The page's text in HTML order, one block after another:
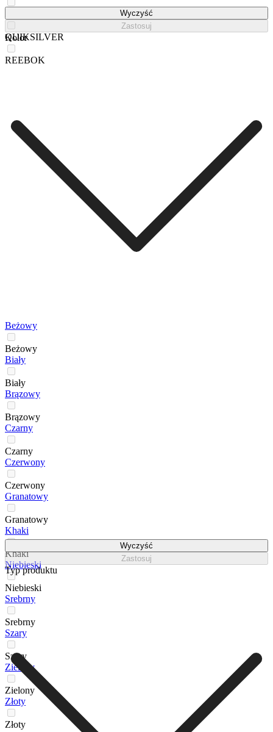
QUIKSILVER
REEBOK
Wyczyść
Zastosuj
Kolor
Beżowy
Beżowy
Biały
Biały
Brązowy
Brązowy
Czarny
Czarny
Czerwony
Czerwony
Granatowy
Granatowy
Khaki
Khaki
Niebieski
Niebieski
Srebrny
Srebrny
Szary
Szary
Zielony
Zielony
Złoty
Złoty
Wyczyść
Zastosuj
Typ produktu